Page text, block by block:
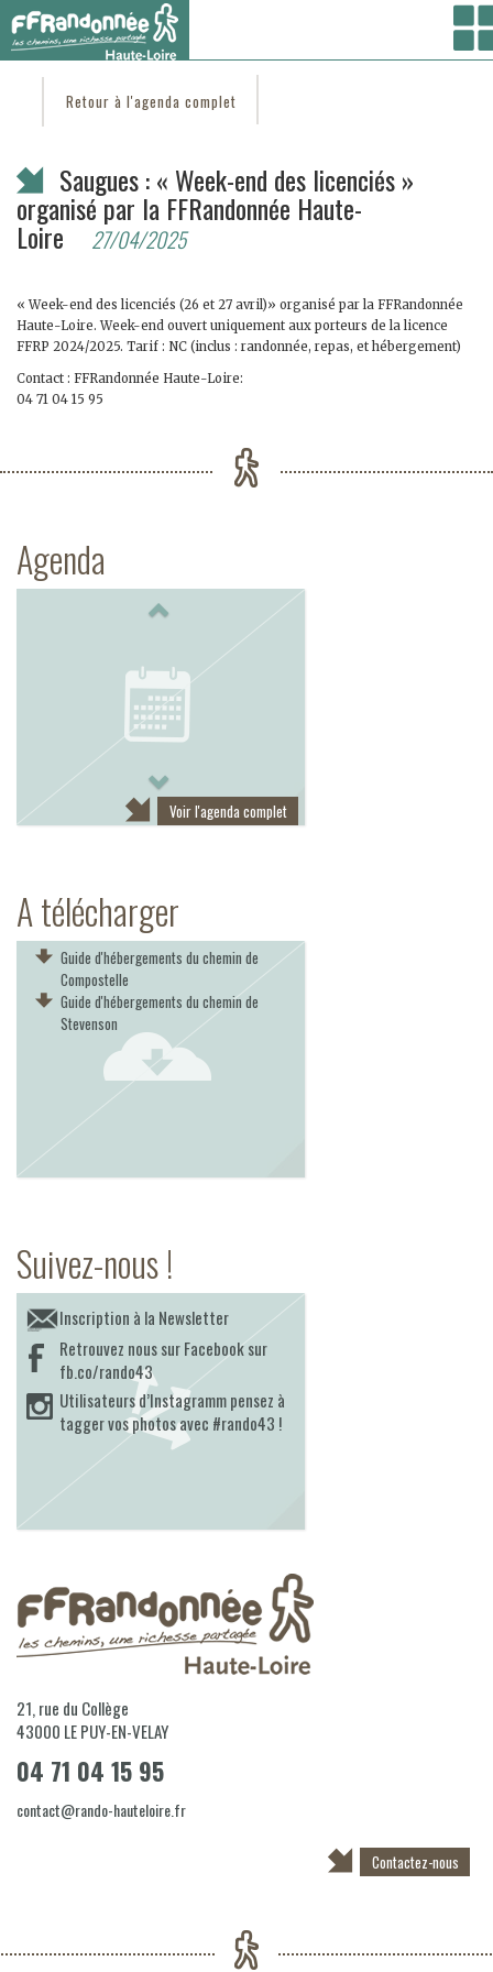
Vous êtes ici :Accueil/C'est d'actu
/ Saugues : « Week-end des licenciés » organisé
par la FFRandonnée Haute-Loire
Retour à l'agenda complet
Saugues : « Week-end des licenciés »
organisé par la FFRandonnée Haute-
Loire 27/04/2025
« Week-end des licenciés (26 et 27 avril)» organisé par la FFRandonnée
Haute-Loire. Week-end ouvert uniquement aux porteurs de la licence
FFRP 2024/2025. Tarif : NC (inclus : randonnée, repas, et hébergement)
Contact : FFRandonnée Haute-Loire:
04 71 04 15 95
Agenda
Voir l'agenda complet
A télécharger
Guide d'hébergements du chemin de
Compostelle
Guide d'hébergements du chemin de
Stevenson
Suivez-nous !
Inscription à la Newsletter
Retrouvez nous sur Facebook sur
fb.co/rando43
Utilisateurs d’Instagramm pensez à
tagger vos photos avec #rando43 !
21, rue du Collège
43000 LE PUY-EN-VELAY
04 71 04 15 95
contact@rando-hauteloire.fr
Contactez-nous